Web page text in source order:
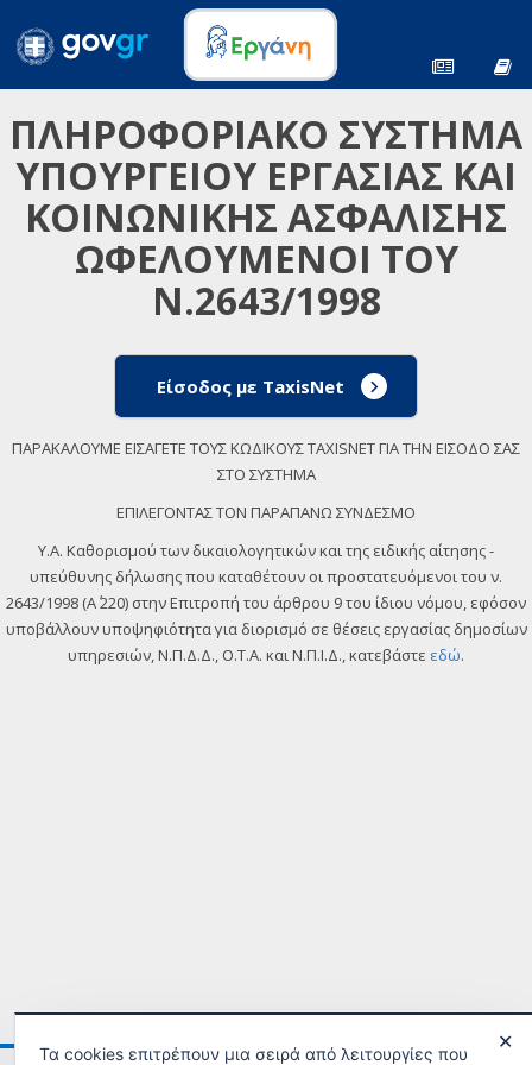
ΠΛΗΡΟΦΟΡΙΑΚΟ ΣΥΣΤΗΜΑ
ΥΠΟΥΡΓΕΙΟΥ ΕΡΓΑΣΙΑΣ ΚΑΙ
ΚΟΙΝΩΝΙΚΗΣ ΑΣΦΑΛΙΣΗΣ
ΩΦΕΛΟΥΜΕΝΟΙ ΤΟΥ
Ν.2643/1998
Είσοδος με TaxisNet
ΠΑΡΑΚΑΛΟΥΜΕ ΕΙΣΑΓΕΤΕ ΤΟΥΣ ΚΩΔΙΚΟΥΣ TAXISNET ΓΙΑ ΤΗΝ ΕΙΣΟΔΟ ΣΑΣ
ΣΤΟ ΣΥΣΤΗΜΑ
ΕΠΙΛΕΓΟΝΤΑΣ ΤΟΝ ΠΑΡΑΠΑΝΩ ΣΥΝΔΕΣΜΟ
Y.A. Καθορισμού των δικαιολογητικών και της ειδικής αίτησης -
υπεύθυνης δήλωσης που καταθέτουν οι προστατευόμενοι του ν.
2643/1998 (Α΄ 220) στην Επιτροπή του άρθρου 9 του ίδιου νόμου, εφόσον
υποβάλλουν υποψηφιότητα για διορισμό σε θέσεις εργασίας δημοσίων
υπηρεσιών, Ν.Π.Δ.Δ., Ο.Τ.Α. και Ν.Π.Ι.Δ., κατεβάστε εδώ.
✕
Τα cookies επιτρέπουν μια σειρά από λειτουργίες που